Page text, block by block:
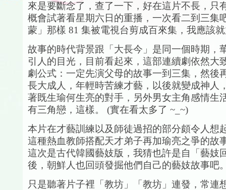
來是要斷念了，查了一下，好在這片不長，只
概會試著看星期六日的重播，一次看二到三集
蒙」那樣 81 集被電視台剪成百來集，我應該
故事的時代背景跟「大長今」是同一個時期，
引人的目光，目前看起來，這部連續劇依然大
劇公式：一定先演父母的故事一到三集，然後
長大成人，年輕時苦練才藝，以後就變成神人
著既生瑜何生亮的對手，另外男女主角感情生
有三角戀，這樣。 (實在看太多了 ~_~)
本片在才藝訓練以及師徒過招的部分頗令人想
這種熱血教師搭配天才弟子再加瑜亮之爭的故
這次是古代韓國藝妓版，我猜也許是自「藝妓
後，朝鮮人也回頭發掘他們自己的藝妓故事吧
只是聽著片子裡「教坊」「教坊」連發，常連